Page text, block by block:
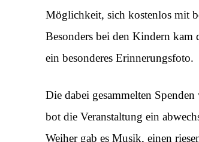
Möglichkeit, sich kostenlos mit
Besonders bei den Kindern
ein besonderes Erinnerungsfoto.
Die dabei gesammelten
bot die Veranstaltung ein
Weiher gab es Musik, einen